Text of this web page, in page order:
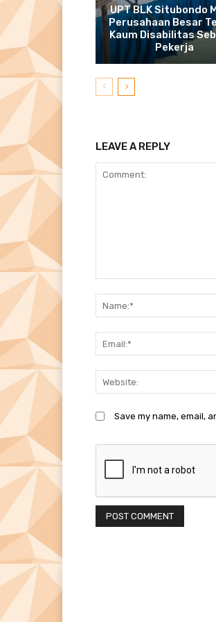
UPT BLK Situbondo
Perusahaan Besar
Kaum Disabilitas
Pekerja
LEAVE A REPLY
Save my name, email,